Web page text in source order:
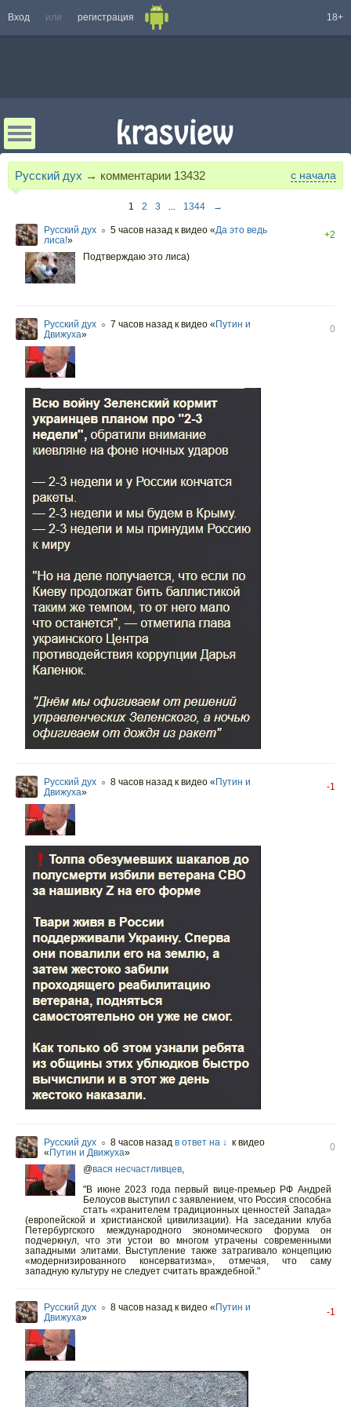
Вход или регистрация 18+
Русский дух → комментарии 13432 с начала
1 2 3 ... 1344 →
Русский дух ○ 5 часов назад к видео «Да это ведь
лиса!»
+2
Подтверждаю это лиса)
Русский дух ○ 7 часов назад к видео « Путин и
Движуха» 0
Русский дух ○ 8 часов назад к видео « Путин и
Движуха» -1
Русский дух ○ 8 часов назад в ответ на ↓ к видео
« Путин и Движуха»
0
@вася несчастливцев,
"В июне 2023 года первый вице-премьер РФ Андрей
Белоусов выступил с заявлением, что Россия способна
стать «хранителем традиционных ценностей Запада»
(европейской и христианской цивилизации). На заседании клуба
Петербургского международного экономического форума он
подчеркнул, что эти устои во многом утрачены современными
западными элитами. Выступление также затрагивало концепцию
«модернизированного консерватизма», отмечая, что саму
западную культуру не следует считать враждебной."
Русский дух ○ 8 часов назад к видео « Путин и
Движуха» -1